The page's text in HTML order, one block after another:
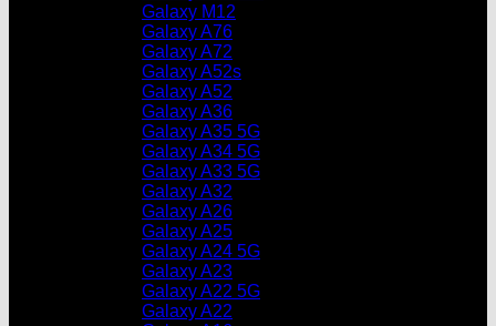
Galaxy M12
Galaxy A76
Galaxy A72
Galaxy A52s
Galaxy A52
Galaxy A36
Galaxy A35 5G
Galaxy A34 5G
Galaxy A33 5G
Galaxy A32
Galaxy A26
Galaxy A25
Galaxy A24 5G
Galaxy A23
Galaxy A22 5G
Galaxy A22